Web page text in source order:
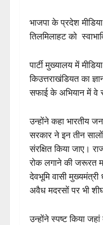
भाजपा के प्रदेश
तिलमिलाहट को
पार्टी मुख्यालय में
किउत्तराखंडियत का
सफाई के अभियान में वे
उन्होंने कहा भारतीय
सरकार ने इन तीन
संरक्षित किया जाए।
रोक लगाने की जरूरत
देवभूमि वासी
अवैध मदरसों पर भी
उन्होंने स्पष्ट किया